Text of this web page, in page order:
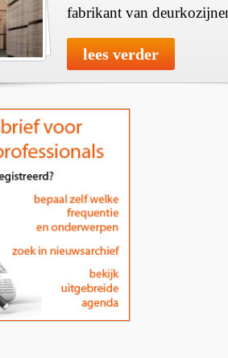
fabrikant van
lees verder